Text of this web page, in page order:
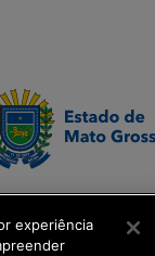
experiência